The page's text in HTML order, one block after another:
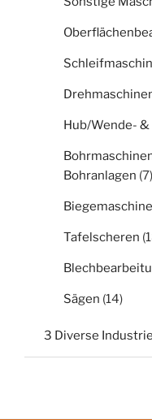
Hub/Wende-
Bohranlagen (7)
Tafelscheren
Sägen (14)
3 Diverse